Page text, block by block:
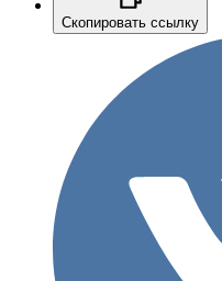
Скопировать ссылку